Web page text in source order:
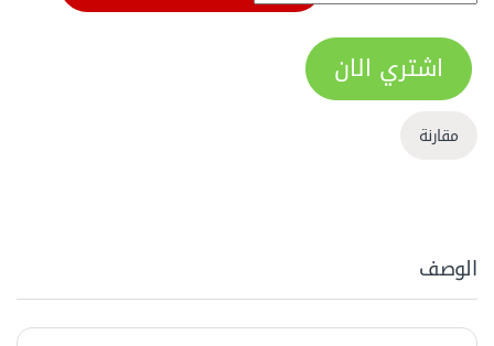
اشتري الان
مقارنة
الوصف